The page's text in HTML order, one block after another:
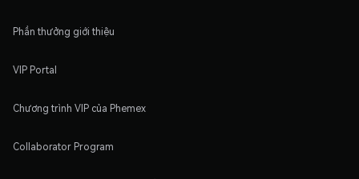
Phần thưởng giới thiệu
VIP Portal
Chương trình VIP của Phemex
Collaborator Program